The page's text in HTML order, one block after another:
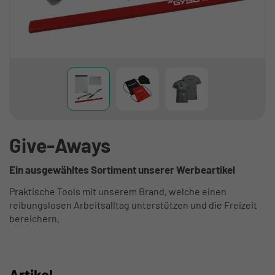
Give-Aways
Ein ausgewähltes Sortiment unserer Werbeartikel
Praktische Tools mit unserem Brand, welche einen
reibungslosen Arbeitsalltag unterstützen und die Freizeit
bereichern.